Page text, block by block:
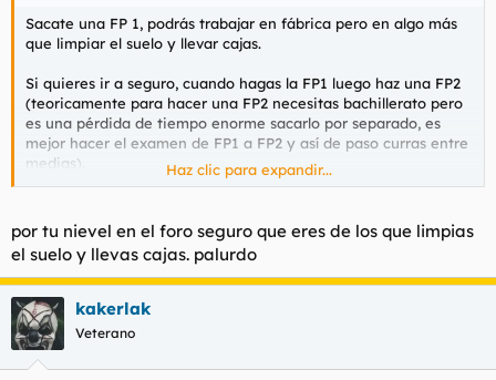
Sacate una FP 1, podrás trabajar en fábrica pero en algo más
que limpiar el suelo y llevar cajas.
Si quieres ir a seguro, cuando hagas la FP1 luego haz una FP2
(teoricamente para hacer una FP2 necesitas bachillerato pero
es una pérdida de tiempo enorme sacarlo por separado, es
mejor hacer el examen de FP1 a FP2 y así de paso curras entre
medias).
día.
En la construcción puedes llegar a ganar incluso 1800 €, pero
claro trabajando 12 horas al día y a no ser que seas Rambo
acabarás reventado.
Haz clic para expandir...
por tu nievel en el foro seguro que eres de los que limpias
el suelo y llevas cajas. palurdo
kakerlak
Veterano